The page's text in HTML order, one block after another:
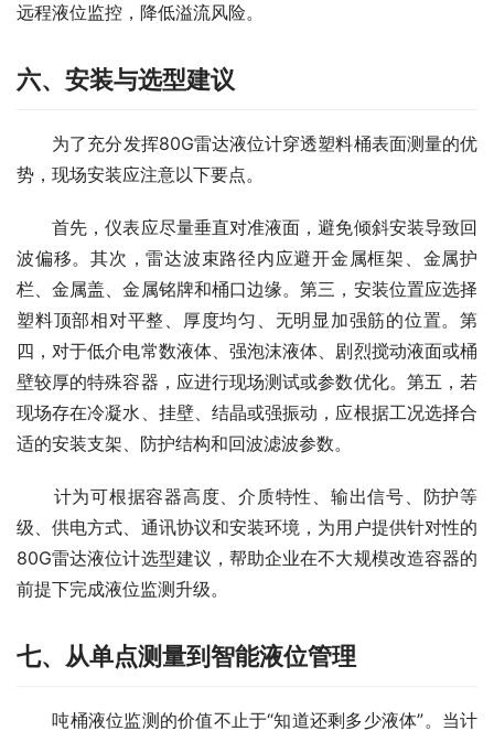
远程液位监控，降低溢流风险。
六、安装与选型建议
为了充分发挥80G雷达液位计穿透塑料桶表面测量的优
势，现场安装应注意以下要点。
首先，仪表应尽量垂直对准液面，避免倾斜安装导致回
波偏移。其次，雷达波束路径内应避开金属框架、金属护
栏、金属盖、金属铭牌和桶口边缘。第三，安装位置应选择
塑料顶部相对平整、厚度均匀、无明显加强筋的位置。第
四，对于低介电常数液体、强泡沫液体、剧烈搅动液面或桶
壁较厚的特殊容器，应进行现场测试或参数优化。第五，若
现场存在冷凝水、挂壁、结晶或强振动，应根据工况选择合
适的安装支架、防护结构和回波滤波参数。
计为可根据容器高度、介质特性、输出信号、防护等
级、供电方式、通讯协议和安装环境，为用户提供针对性的
80G雷达液位计选型建议，帮助企业在不大规模改造容器的
前提下完成液位监测升级。
七、从单点测量到智能液位管理
吨桶液位监测的价值不止于“知道还剩多少液体”。当计